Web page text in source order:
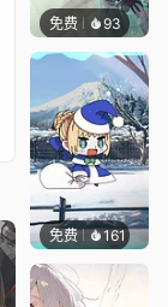
免费 93 坤毛
免费 161S37